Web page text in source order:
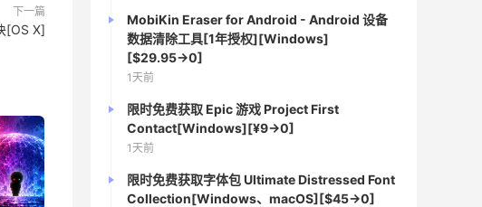
下一篇
[OS X]
MobiKin Eraser for Android - Android 设备
数据清除工具[1年授权][Windows]
[$29.95→0]
1天前
限时免费获取 Epic 游戏 Project First
Contact[Windows][¥9→0]
1天前
限时免费获取字体包 Ultimate Distressed Font
Collection[Windows、macOS][$45→0]